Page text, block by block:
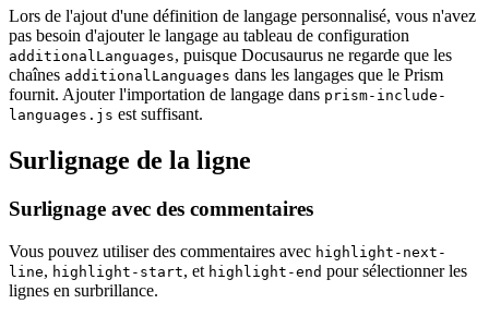
Lors de l'ajout d'une définition de langage personnalisé, vous n'avez
pas besoin d'ajouter le langage au tableau de configuration
additionalLanguages, puisque Docusaurus ne regarde que les
chaînes additionalLanguages dans les langages que le Prism
fournit. Ajouter l'importation de langage dans prism-include-
languages.js est suffisant.
Surlignage de la ligne
Surlignage avec des commentaires
Vous pouvez utiliser des commentaires avec highlight-next-
line, highlight-start, et highlight-end pour sélectionner les
lignes en surbrillance.